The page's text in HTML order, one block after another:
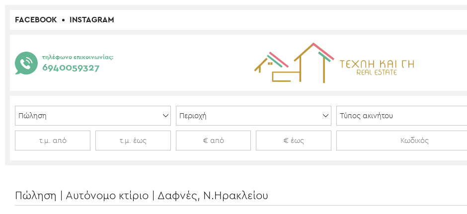
FACEBOOK INSTAGRAM
τηλέφωνο επικοινωνίας:
6940059327
Πώληση | Αυτόνομο κτίριο | Δαφνές, Ν.Ηρακλείου